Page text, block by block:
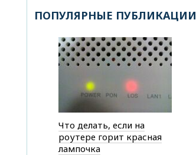
ПОПУЛЯРНЫЕ ПУБЛИКАЦИИ
Что делать, если на
роутере горит красная
лампочка